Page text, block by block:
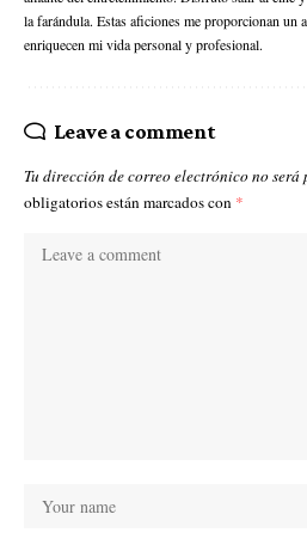
la farándula. Estas aficiones me proporcionan un
enriquecen mi vida personal y profesional.
Leave a comment
Tu dirección de correo electrónico no será
obligatorios están marcados con *